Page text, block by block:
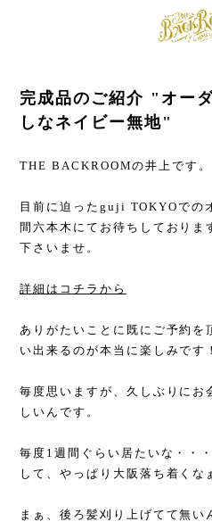
完成品のご紹介 "オー
しなネイビー無地"
THE BACKROOMの井上です。
目前に迫ったguji TOKYOでの
間六本木にてお待ちしておりま
下さいませ。
詳細はコチラから
ありがたいことに既にご予約を
い出来るのが本当に楽しみです！
毎度思いますが、久しぶりにお
しいんです。
毎度1週間ぐらい居たいな・・
して、やっぱり大阪落ち着くな
まぁ、後ろ髪刈り上げてて無い